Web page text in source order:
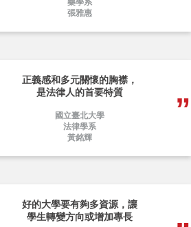
藥學系
張雅惠
正義感和多元關懷的胸襟，
是法律人的首要特質
國立臺北大學
法律學系
黃銘輝
好的大學要有夠多資源，讓
學生轉變方向或增加專長